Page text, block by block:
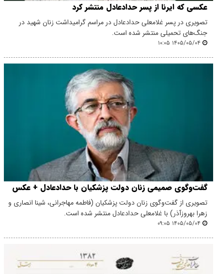
عکسی که ایرنا از پسر حدادعادل منتشر کرد
تصویری در پسر غلامعلی حدادعادل در مراسم گرامیداشت زنان شهید در
جنگ‌های تحمیلی منتشر شده است.
۱۴۰۵/۰۵/۰۴ ۱۰:۰۵
گفت‌وگوی صمیمی زنان دولت پزشکیان با حدادعادل + عکس
تصویری از گفت‌وگوی زنان دولت پزشکیان (فاطمه مهاجرانی، شینا انصاری و
زهرا بهروز‌آذر) با غلامعلی حدادعادل منتشر شده است.
۱۴۰۵/۰۵/۰۴ ۰۹:۰۵